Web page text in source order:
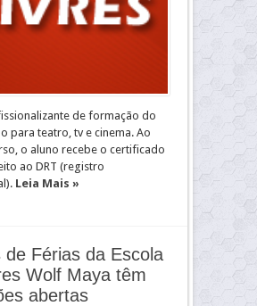
de formação do
para teatro, tv e cinema. Ao
o aluno recebe o certificado
ao DRT (registro
Leia Mais »
de Férias da Escola
Wolf Maya têm
abertas